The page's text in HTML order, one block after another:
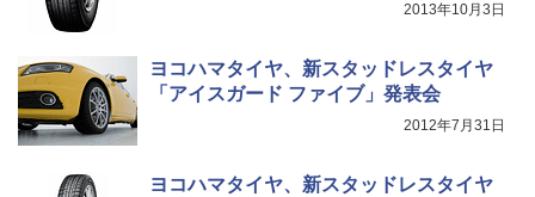
2013年10月3日
ヨコハマタイヤ、新スタッドレスタイヤ
「アイスガード ファイブ」発表会
2012年7月31日
ヨコハマタイヤ、新スタッドレスタイヤ